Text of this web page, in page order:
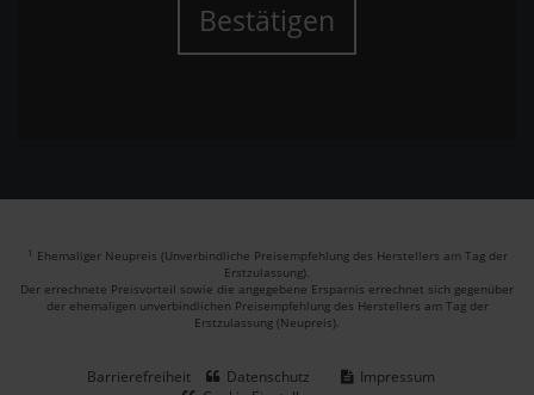
Bestätigen
1 Ehemaliger Neupreis (Unverbindliche Preisempfehlung des Herstellers am Tag der
Erstzulassung).
Der errechnete Preisvorteil sowie die angegebene Ersparnis errechnet sich gegenüber
der ehemaligen unverbindlichen Preisempfehlung des Herstellers am Tag der
Erstzulassung (Neupreis).
Barrierefreiheit Datenschutz
Impressum